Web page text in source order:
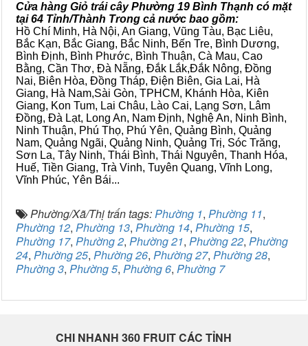
Cửa hàng Giỏ trái cây Phường 19 Bình Thạnh có mặt
tại 64 Tỉnh/Thành Trong cả nước bao gồm:
Hồ Chí Minh, Hà Nội, An Giang, Vũng Tàu, Bạc Liêu,
Bắc Kạn, Bắc Giang, Bắc Ninh, Bến Tre, Bình Dương,
Bình Định, Bình Phước, Bình Thuận, Cà Mau, Cao
Bằng, Cần Thơ, Đà Nẵng, Đắk Lắk,Đắk Nông, Đồng
Nai, Biên Hòa, Đồng Tháp, Điện Biên, Gia Lai, Hà
Giang, Hà Nam,Sài Gòn, TPHCM, Khánh Hòa, Kiên
Giang, Kon Tum, Lai Châu, Lào Cai, Lạng Sơn, Lâm
Đồng, Đà Lạt, Long An, Nam Định, Nghệ An, Ninh Bình,
Ninh Thuận, Phú Thọ, Phú Yên, Quảng Bình, Quảng
Nam, Quảng Ngãi, Quảng Ninh, Quảng Trị, Sóc Trăng,
Sơn La, Tây Ninh, Thái Bình, Thái Nguyên, Thanh Hóa,
Huế, Tiền Giang, Trà Vinh, Tuyên Quang, Vĩnh Long,
Vĩnh Phúc, Yên Bái...
Phường/Xã/Thị trấn tags:Phường 1, Phường 11,
Phường 12, Phường 13, Phường 14, Phường 15,
Phường 17, Phường 2, Phường 21, Phường 22, Phường
24, Phường 25, Phường 26, Phường 27, Phường 28,
Phường 3, Phường 5, Phường 6, Phường 7
CHI NHANH 360 FRUIT CÁC TỈNH